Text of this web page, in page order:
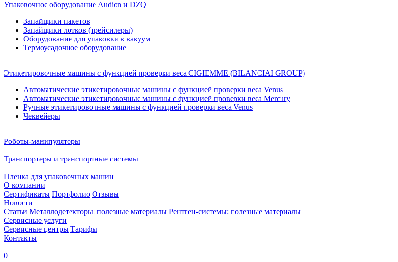
Упаковочное оборудование Audion и DZQ
Запайщики пакетов
Запайщики лотков (трейсилеры)
Оборудование для упаковки в вакуум
Термоусадочное оборудование
Этикетировочные машины с функцией проверки веса CIGIEMME (BILANCIAI GROUP)
Автоматические этикетировочные машины с функцией проверки веса Venus
Автоматические этикетировочные машины с функцией проверки веса Mercury
Ручные этикетировочные машины с функцией проверки веса Venus
Чеквейеры
Роботы-манипуляторы
Транспортеры и транспортные системы
Пленка для упаковочных машин
О компании
Сертификаты Портфолио Отзывы
Новости
Статьи Металлодетекторы: полезные материалы Рентген-системы: полезные материалы
Сервисные услуги
Сервисные центры Тарифы
Контакты
0